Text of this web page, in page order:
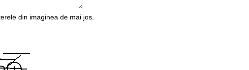
din imaginea de mai jos.